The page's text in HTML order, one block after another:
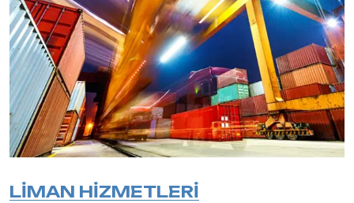
LİMAN HİZMETLERİ